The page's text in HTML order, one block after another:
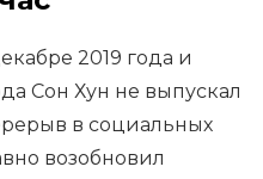
2019 года и
Сон Хун не выпускал
в социальных
возобновил